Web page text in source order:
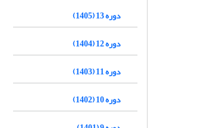
دوره 13 (1405)
دوره 12 (1404)
دوره 11 (1403)
دوره 10 (1402)